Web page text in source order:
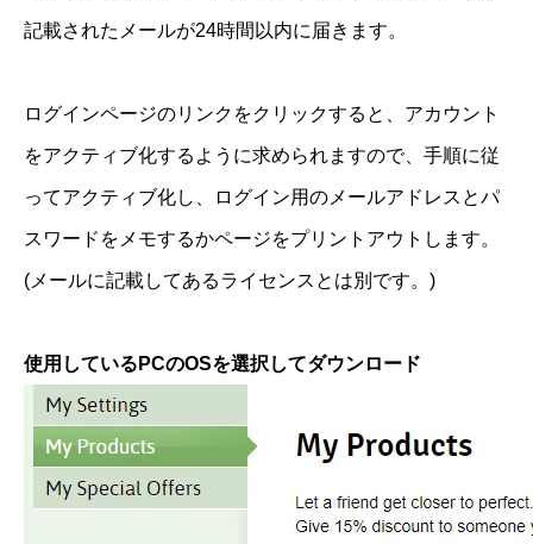
記載されたメールが24時間以内に届きます。
ログインページのリンクをクリックすると、アカウント
をアクティブ化するように求められますので、手順に従
ってアクティブ化し、ログイン用のメールアドレスとパ
スワードをメモするかページをプリントアウトします。
(メールに記載してあるライセンスとは別です。)
使用しているPCのOSを選択してダウンロード